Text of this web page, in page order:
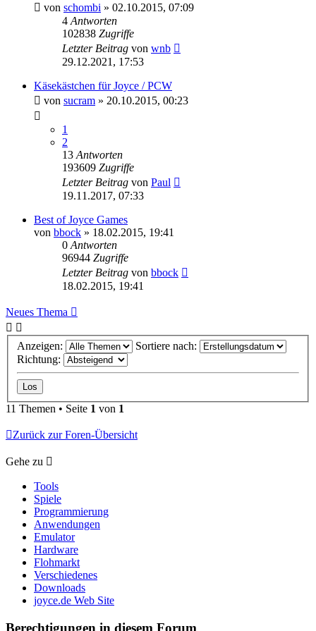
von schombi » 02.10.2015, 07:09
4 Antworten
102838 Zugriffe
Letzter Beitrag von wnb
29.12.2021, 17:53
Käsekästchen für Joyce / PCW
von sucram » 20.10.2015, 00:23
1
2
13 Antworten
193609 Zugriffe
Letzter Beitrag von Paul
19.11.2017, 07:33
Best of Joyce Games
von bbock » 18.02.2015, 19:41
0 Antworten
96944 Zugriffe
Letzter Beitrag von bbock
18.02.2015, 19:41
Neues Thema
Anzeigen:
Sortiere nach:
Richtung:
11 Themen • Seite 1 von 1
Zurück zur Foren-Übersicht
Gehe zu
Tools
Spiele
Programmierung
Anwendungen
Emulator
Hardware
Flohmarkt
Verschiedenes
Downloads
joyce.de Web Site
Berechtigungen in diesem Forum